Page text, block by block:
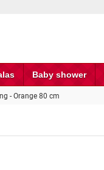
Baby shower
- Orange 80 cm